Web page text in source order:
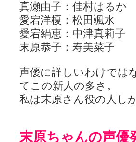
真瀬由子：佳村はるか
愛宕洋榎：松田颯水
愛宕絹恵：中津真莉子
末原恭子：寿美菜子
声優に詳しいわけでは
てこの新人の多さ。
私は末原さん役の人し
末原ちゃんの声優